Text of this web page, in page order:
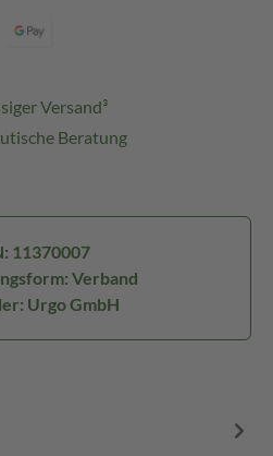
Versand³
Beratung
11370007
Verband
Urgo GmbH